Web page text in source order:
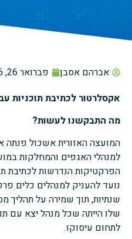
אברהם אסבן
פברואר 26, 2026
אקסלרטור לכתיבת תוכניות
מה התבקשנו לעשות?
המועצה האזוריתאשכול פנתה
למנהלי האגפים והמחלקות
הפרקטיקות הנדרשות לכתיבת
נועד להעניק למנהלים כלים
שנתיות, תוך שמירה על תהליך
שלו הייתה שכל מנהל יצא עם
לתחום עיסוקו.